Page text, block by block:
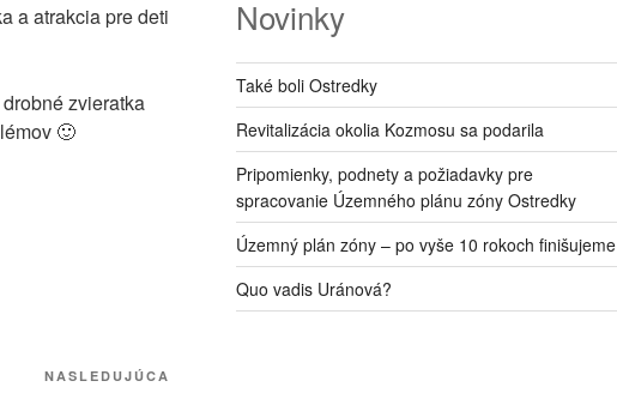
a atrakcia pre deti
zvieratka
🙂
NASLEDUJÚCA
Novinky
Také boli Ostredky
Revitalizácia okolia Kozmosu sa podarila
Pripomienky, podnety a požiadavky pre
spracovanie Územného plánu zóny Ostredky
Územný plán zóny – po vyše 10 rokoch finišujeme
Quo vadis Uránová?